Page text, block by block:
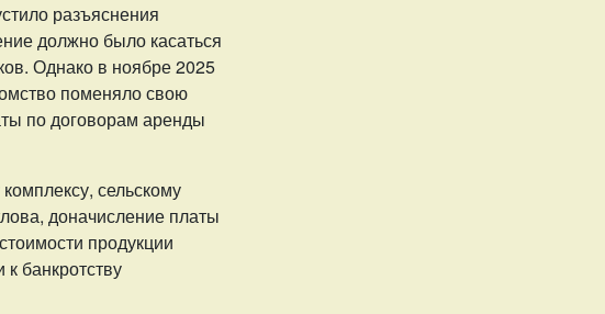
разъяснения
должно было касаться
Однако в ноябре 2025
поменяло свою
по договорам аренды
сельскому
доначисление платы
продукции
банкротству